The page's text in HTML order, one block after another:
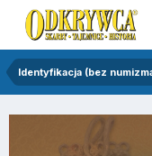
Identyfikacja (bez